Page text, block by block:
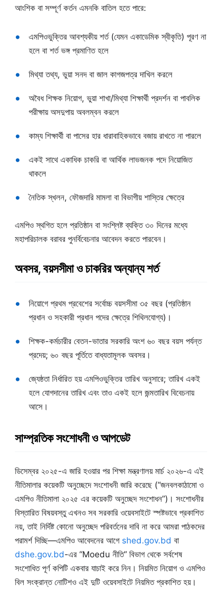
আংশিক বা সম্পূর্ণ কর্তন এমনকি বাতিল হতে পারে:
এমপিওভুক্তির আবশ্যকীয় শর্ত (যেমন একাডেমিক স্বীকৃতি) পূরণ না
হলে বা শর্ত ভঙ্গ প্রমাণিত হলে
মিথ্যা তথ্য, ভুয়া সনদ বা জাল কাগজপত্র দাখিল করলে
অবৈধ শিক্ষক নিয়োগ, ভুয়া শাখা/মিথ্যা শিক্ষার্থী প্রদর্শন বা পাবলিক
পরীক্ষায় অসদুপায় অবলম্বন করলে
কাম্য শিক্ষার্থী বা পাসের হার ধারাবাহিকভাবে বজায় রাখতে না পারলে
একই সাথে একাধিক চাকরি বা আর্থিক লাভজনক পদে নিয়োজিত
থাকলে
নৈতিক স্খলন, ফৌজদারি মামলা বা বিভাগীয় শাস্তির ক্ষেত্রে
এমপিও স্থগিত হলে প্রতিষ্ঠান বা সংশ্লিষ্ট ব্যক্তি ৩০ দিনের মধ্যে
মহাপরিচালক বরাবর পুনর্বিবেচনার আবেদন করতে পারবেন।
অবসর, বয়সসীমা ও চাকরির অন্যান্য শর্ত
নিয়োগে প্রথম প্রবেশের সর্বোচ্চ বয়সসীমা ৩৫ বছর (প্রতিষ্ঠান
প্রধান ও সহকারী প্রধান পদের ক্ষেত্রে শিথিলযোগ্য)।
শিক্ষক-কর্মচারীর বেতন-ভাতার সরকারি অংশ ৬০ বছর বয়স পর্যন্ত
প্রদেয়; ৬০ বছর পূর্তিতে বাধ্যতামূলক অবসর।
জ্যেষ্ঠতা নির্ধারিত হয় এমপিওভুক্তির তারিখ অনুসারে; তারিখ একই
হলে যোগদানের তারিখ এবং তাও একই হলে জন্মতারিখ বিবেচনায়
আসে।
সাম্প্রতিক সংশোধনী ও আপডেট
ডিসেম্বর ২০২৫-এ জারি হওয়ার পর শিক্ষা মন্ত্রণালয় মার্চ ২০২৬-এ এই
নীতিমালার কয়েকটি অনুচ্ছেদে সংশোধনী জারি করেছে (“জনবলকাঠামো ও
এমপিও নীতিমালা ২০২৫ এর কয়েকটি অনুচ্ছেদ সংশোধন”)। সংশোধনীর
বিস্তারিত বিষয়বস্তু এখনও সব সরকারি ওয়েবসাইটে স্পষ্টভাবে প্রকাশিত
নয়, তাই নির্দিষ্ট কোনো অনুচ্ছেদ পরিবর্তনের দাবি না করে আমরা পাঠকদের
পরামর্শ দিচ্ছি—এমপিও আবেদনের আগে shed.gov.bd বা
dshe.gov.bd-এর “Moedu নীতি” বিভাগ থেকে সর্বশেষ
সংশোধিত পূর্ণ কপিটি একবার যাচাই করে নিন। নিয়মিত নিয়োগ ও এমপিও
বিল সংক্রান্ত নোটিশও এই দুটি ওয়েবসাইটে নিয়মিত প্রকাশিত হয়।